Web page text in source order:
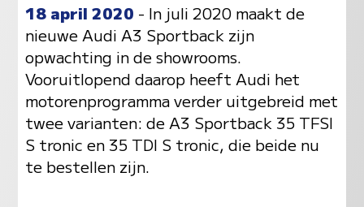
18 april 2020 - In juli 2020 maakt de
nieuwe Audi A3 Sportback zijn
opwachting in de showrooms.
Vooruitlopend daarop heeft Audi het
motorenprogramma verder uitgebreid met
twee varianten: de A3 Sportback 35 TFSI
S tronic en 35 TDI S tronic, die beide nu
te bestellen zijn.